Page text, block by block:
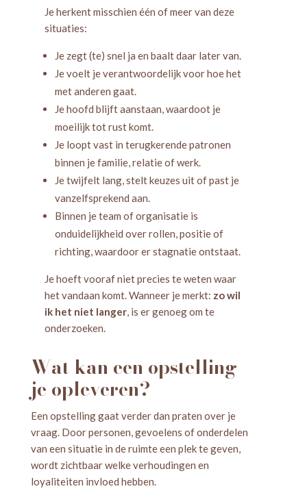
Je herkent misschien één of meer van deze
situaties:
Je zegt (te) snel ja en baalt daar later van.
Je voelt je verantwoordelijk voor hoe het
met anderen gaat.
Je hoofd blijft aanstaan, waardoot je
moeilijk tot rust komt.
Je loopt vast in terugkerende patronen
binnen je familie, relatie of werk.
Je twijfelt lang, stelt keuzes uit of past je
vanzelfsprekend aan.
Binnen je team of organisatie is
onduidelijkheid over rollen, positie of
richting, waardoor er stagnatie ontstaat.
Je hoeft vooraf niet precies te weten waar
het vandaan komt. Wanneer je merkt: zo wil
ik het niet langer, is er genoeg om te
onderzoeken.
Wat kan een opstelling
je opleveren?
Een opstelling gaat verder dan praten over je
vraag. Door personen, gevoelens of onderdelen
van een situatie in de ruimte een plek te geven,
wordt zichtbaar welke verhoudingen en
loyaliteiten invloed hebben.